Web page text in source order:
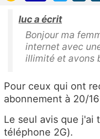
luc a écrit
Bonjour ma
internet avec
illimité et avons
Pour ceux qui ont
abonnement à 20/
Le seul avis que j'ai
téléphone 2G).